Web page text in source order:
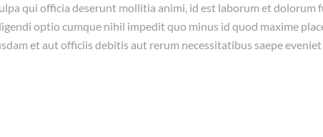
qui officia deserunt mollitia animi, id est laborum et dolorum
optio cumque nihil impedit quo minus id quod maxime
et aut officiis debitis aut rerum necessitatibus saepe